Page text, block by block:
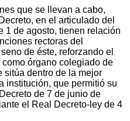
que se llevan a cabo,
en el articulado del
1 de agosto, tienen relación
rectoras del
de éste, reforzando el
órgano colegiado de
sitúa dentro de la mejor
institución, que permitió su
de 7 de junio de
el Real Decreto-ley de 4